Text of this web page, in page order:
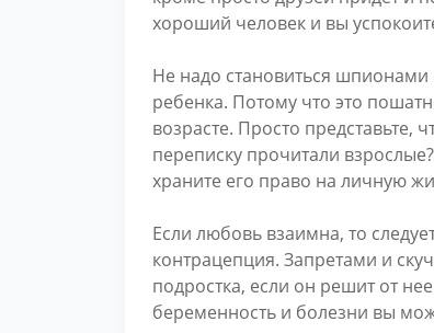
хороший человек и вы
Не надо становиться
ребенка. Потому что это
возрасте. Просто представьте,
переписку прочитали
храните его право на личную
Если любовь взаимна, то
контрацепция. Запретами и
подростка, если он решит от
беременность и болезни вы